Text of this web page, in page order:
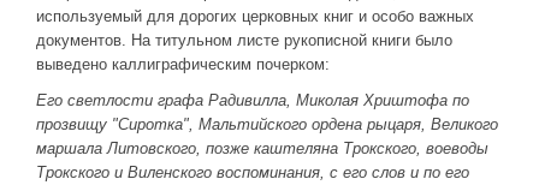
используемый для дорогих церковных книг и особо важных
документов. На титульном листе рукописной книги было
выведено каллиграфическим почерком:
Его светлости графа Радивилла, Миколая Хриштофа по
прозвищу "Сиротка", Мальтийского ордена рыцаря, Великого
маршала Литовского, позже каштеляна Трокского, воеводы
Трокского и Виленского воспоминания, с его слов и по его